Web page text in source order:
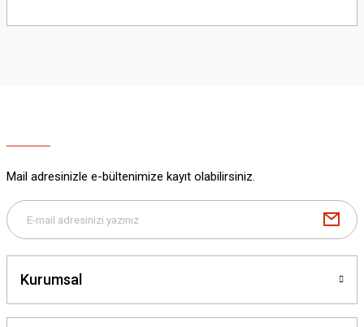
yetersiz gördüğünüz noktaları öneri formunu kullanarak tarafımıza
Bu ürüne benzer farklı alternatifler olmalı.
Mail adresinizle e-bültenimize kayıt olabilirsiniz.
Kurumsal